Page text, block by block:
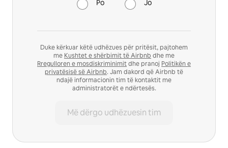
Po Jo
Duke kërkuar këtë udhëzues për pritësit, pajtohem
me Kushtet e shërbimit të Airbnb dhe me
Rregulloren e mosdiskriminimitdhe pranoj Politikën e
privatësisë së Airbnb. Jam dakord që Airbnb të
ndajë informacionin tim të kontaktit me
administratorët e ndërtesës.
Më dërgo udhëzuesin tim